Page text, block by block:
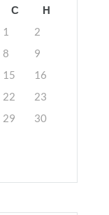
С
Н
1
2
8
9
15
16
22
23
29
30